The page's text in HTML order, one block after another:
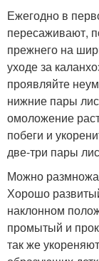
Ежегодно в
пересаживают,
прежнего на
уходе за
проявляйте
нижние пары
омоложение
побеги и
две-три пары
Можно
Хорошо
наклонном
промытый и
так же